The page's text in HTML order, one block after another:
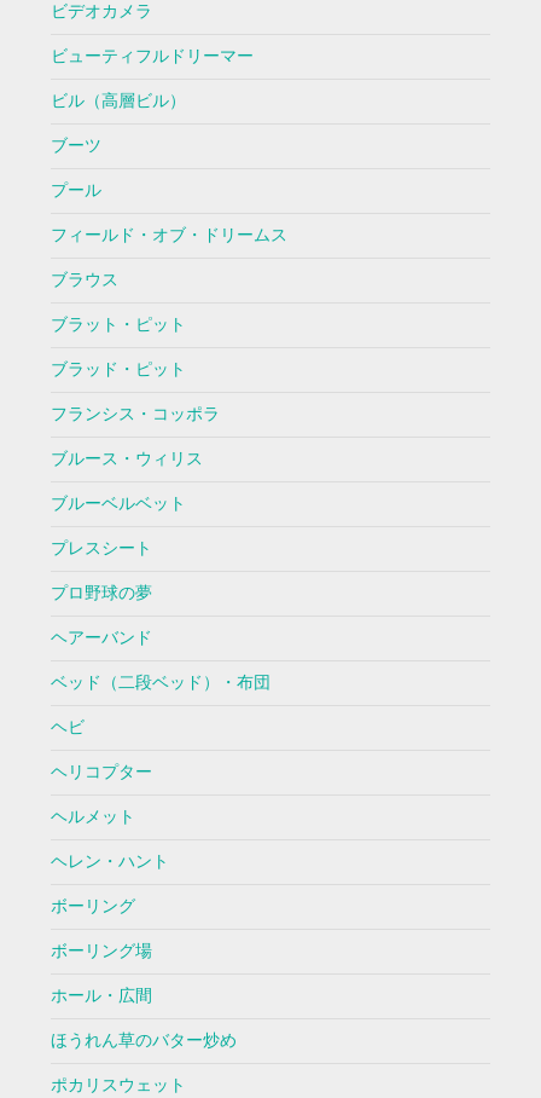
ビデオカメラ
ビューティフルドリーマー
ビル（高層ビル）
ブーツ
プール
フィールド・オブ・ドリームス
ブラウス
ブラット・ピット
ブラッド・ピット
フランシス・コッポラ
ブルース・ウィリス
ブルーベルベット
プレスシート
プロ野球の夢
ヘアーバンド
ベッド（二段ベッド）・布団
ヘビ
ヘリコプター
ヘルメット
ヘレン・ハント
ボーリング
ボーリング場
ホール・広間
ほうれん草のバター炒め
ポカリスウェット